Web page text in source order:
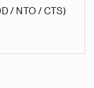
/ NTO / CTS)